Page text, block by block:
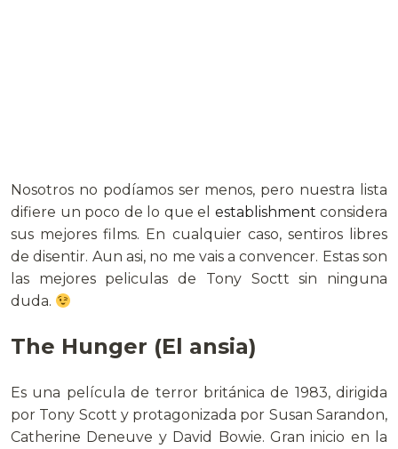
Nosotros no podíamos ser menos, pero nuestra lista
difiere un poco de lo que el establishment considera
sus mejores films. En cualquier caso, sentiros libres
de disentir. Aun asi, no me vais a convencer. Estas son
las mejores peliculas de Tony Soctt sin ninguna
duda.
The Hunger (El ansia)
Es una película de terror británica de 1983, dirigida
por Tony Scott y protagonizada por Susan Sarandon,
Catherine Deneuve y David Bowie. Gran inicio en la